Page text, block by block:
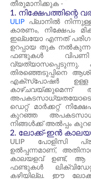
തീരുമാനിക്കുക -
1. നിക്ഷേപത്തിന്റെ
ULIP പ്ലാനിൽ
കാരണം, നിക്ഷേപം
ഇല്ലയോ എന്നത്
ഉറപ്പായ തുക
ഫണ്ടുകൾ
വ്യത്യാസപ്പെടുന്നു.
തിരഞ്ഞെടുപ്പിനെ
എക്സ്പോഷർ ഉള്ള
കാഴ്ചവയ്ക്കുമെന്ന്
ഡെറ്റ് മാർക്കറ്റ്
കുറഞ്ഞ
നിങ്ങൾക്ക് അൽപ്പം
2. ലോക്ക്-ഇൻ
ULIP പോളിസി
ഉൽപ്പന്നമാണ്,
കാലയളവ് ഉണ്ട്, ആ
ഫണ്ടുകൾ
കഴിയില്ല. ഈ